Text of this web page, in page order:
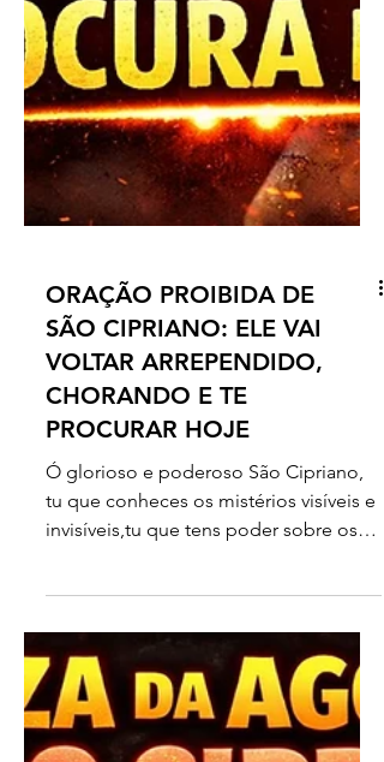
ORAÇÃO PROIBIDA DE
SÃO CIPRIANO: ELE VAI
VOLTAR ARREPENDIDO,
Ó glorioso e poderoso São Cipriano,
tu que conheces os mistérios visíveis e
invisíveis,tu que tens poder sobre os
caminhos, sobre os pensamentos e